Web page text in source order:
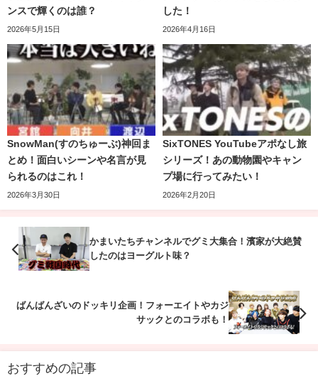
澤
辰
哉
511
万回
【人類を超越している
男】深澤辰哉の食べたい
中華は？
2020/3/25
宮
舘
591
「宮舘の食べたいものを
当てろ！」イタリアン編
久間さんと向井さんの回はありません
検索してみても似たような流れのものは見つかりませんで
した…。
ンスで輝くのは誰？
2026年5月15日
した！
2026年4月16日
SnowMan(すのちゅーぶ)神回ま
とめ！面白いシーンや名言が見
られるのはこれ！
2026年3月30日
SixTONES YouTubeアポなし旅
シリーズ！あの動物園やキャン
プ場に行ってみたい！
2026年2月20日
かまいたちチャンネルでグミ大集合！濱家が大絶賛
したのはヨーグルト味？
ばんばんざいのドッキリ企画！フォーエイトやカジ
サックとのコラボも！
おすすめの記事